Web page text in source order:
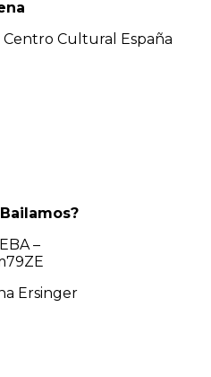
Cultural España
–
Ersinger